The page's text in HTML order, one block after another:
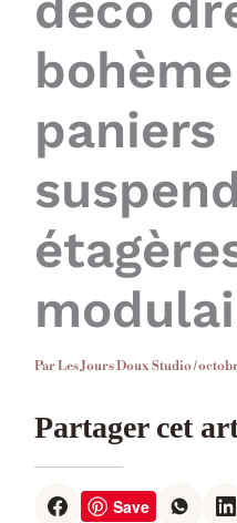
paniers
ParLes Jours Doux Studio/
Partager cet
Save